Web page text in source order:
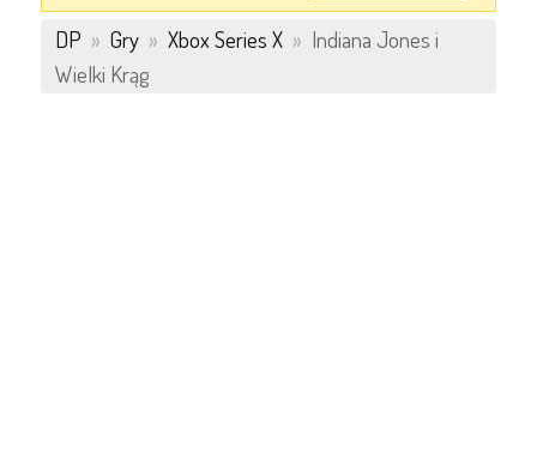
DP » Gry » Xbox Series X » Indiana Jones i
Wielki Krąg